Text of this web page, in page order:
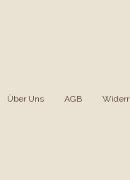
Über Uns AGB